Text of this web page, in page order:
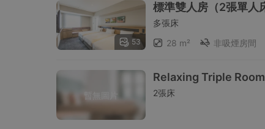
53
標準雙人房（2張單人
多張床
28 m²
非吸煙房間
暫無圖片
Relaxing Triple
2張床